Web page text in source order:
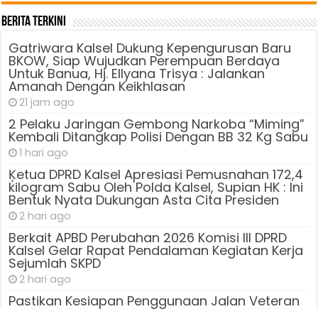
Berita Terkini
Gatriwara Kalsel Dukung Kepengurusan Baru
BKOW, Siap Wujudkan Perempuan Berdaya
Untuk Banua, Hj. Ellyana Trisya : Jalankan
Amanah Dengan Keikhlasan
21 jam ago
2 Pelaku Jaringan Gembong Narkoba “Miming”
Kembali Ditangkap Polisi Dengan BB 32 Kg Sabu
1 hari ago
Ķetua DPRD Kalsel Apresiasi Pemusnahan 172,4
kilogram Sabu Oleh Polda Kalsel, Supian HK : Ini
Bentuk Nyata Dukungan Asta Cita Presiden
2 hari ago
Berkait APBD Perubahan 2026 Komisi III DPRD
Kalsel Gelar Rapat Pendalaman Kegiatan Kerja
Sejumlah SKPD
2 hari ago
Pastikan Kesiapan Penggunaan Jalan Veteran